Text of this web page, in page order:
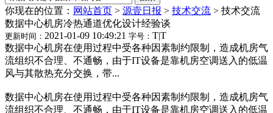
你现在的位置： 网站首页 > 源壹日报 > 技术交流 > 技术交流
数据中心机房冷热通道优化设计经验谈
更新时间： 2021-01-09 10:49:21 字号： T|T
数据中心机房在使用过程中受各种因素制约限制，造成机房气
流组织不合理、不通畅，由于IT设备是靠机房空调送入的低温
风与其散热充分交换，带...
数据中心机房在使用过程中受各种因素制约限制，造成机房气
流组织不合理、不通畅，由于IT设备是靠机房空调送入的低温